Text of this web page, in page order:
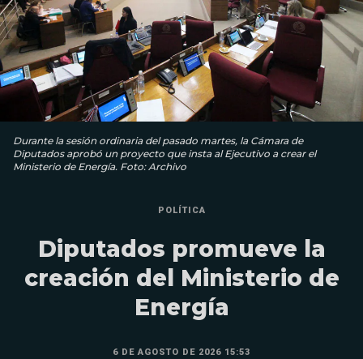
Durante la sesión ordinaria del pasado martes, la Cámara de
Diputados aprobó un proyecto que insta al Ejecutivo a crear el
Ministerio de Energía. Foto: Archivo
POLÍTICA
Diputados promueve la
creación del Ministerio de
Energía
6 DE AGOSTO DE 2026 15:53